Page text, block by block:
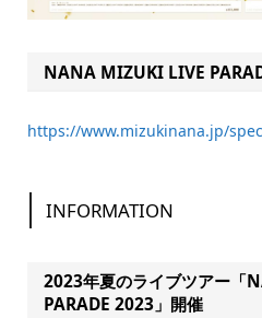
NANA MIZUKI LIVE
https://www.mizukinana.jp/
INFORMATION
2023年夏のライブツアー「
PARADE 2023」開催